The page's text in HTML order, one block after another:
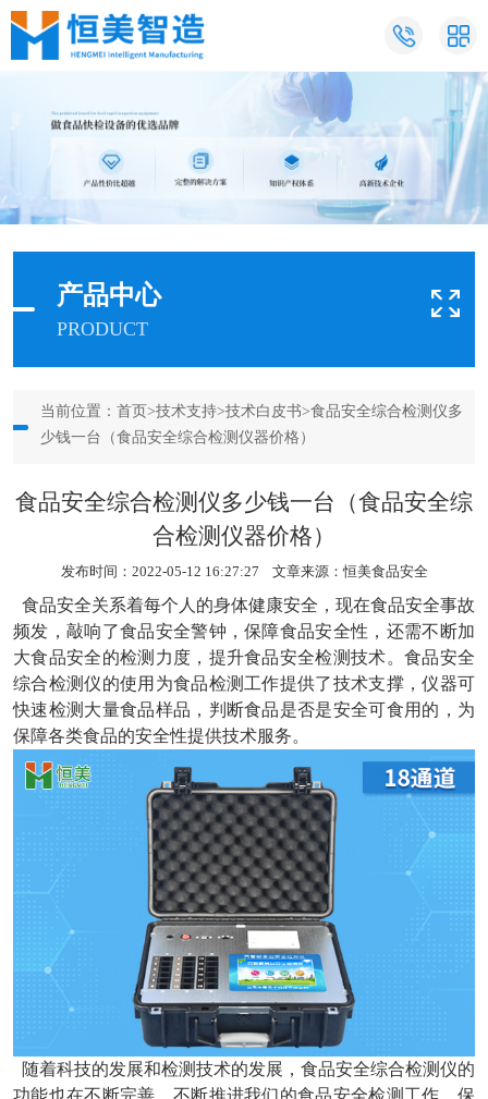
产品中心
PRODUCT
当前位置： 首页 >技术支持>技术白皮书>食品安全综合检测仪多
少钱一台（食品安全综合检测仪器价格）
食品安全综合检测仪多少钱一台（食品安全综
合检测仪器价格）
发布时间：2022-05-12 16:27:27 文章来源：恒美食品安全
食品安全关系着每个人的身体健康安全，现在食品安全事故
频发，敲响了食品安全警钟，保障食品安全性，还需不断加
大食品安全的检测力度，提升食品安全检测技术。食品安全
综合检测仪的使用为食品检测工作提供了技术支撑，仪器可
快速检测大量食品样品，判断食品是否是安全可食用的，为
保障各类食品的安全性提供技术服务。
随着科技的发展和检测技术的发展，食品安全综合检测仪的